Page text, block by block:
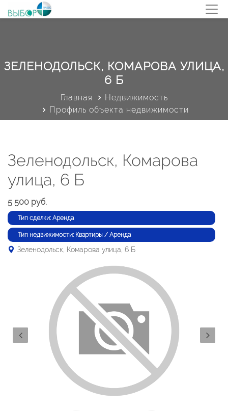
ЗЕЛЕНОДОЛЬСК, КОМАРОВА УЛИЦА,
6 Б
Главная
Недвижимость
Профиль объекта недвижимости
Зеленодольск, Комарова
улица, 6 Б
5 500 руб.
Тип сделки: Аренда
Тип недвижимости: Квартиры / Аренда
Зеленодольск, Комарова улица, 6 Б